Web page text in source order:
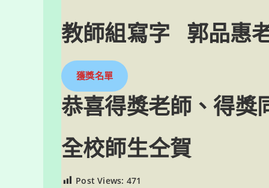
教師組寫字 郭品惠
獲獎名單
恭喜得獎老師、得獎
全校師生仝賀
Post Views: 471